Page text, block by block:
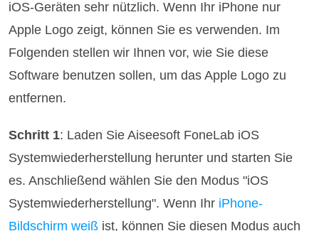
iOS-Geräten sehr nützlich. Wenn Ihr iPhone nur
Apple Logo zeigt, können Sie es verwenden. Im
Folgenden stellen wir Ihnen vor, wie Sie diese
Software benutzen sollen, um das Apple Logo zu
entfernen.
Schritt 1: Laden Sie Aiseesoft FoneLab iOS
Systemwiederherstellung herunter und starten Sie
es. Anschließend wählen Sie den Modus "iOS
Systemwiederherstellung". Wenn Ihr iPhone-
Bildschirm weiß ist, können Sie diesen Modus auch